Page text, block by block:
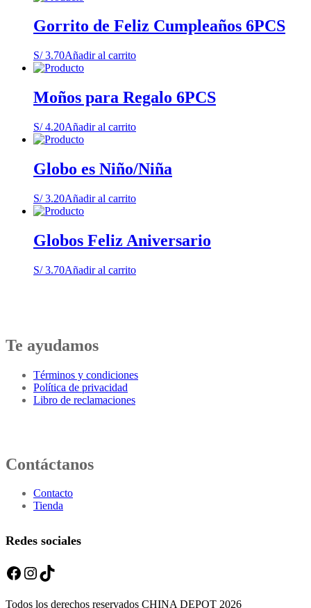
Gorrito de Feliz Cumpleaños 6PCS
S/3.70Añadir al carrito
Moños para Regalo 6PCS
S/4.20Añadir al carrito
Globo es Niño/Niña
S/3.20Añadir al carrito
Globos Feliz Aniversario
S/3.70Añadir al carrito
Te ayudamos
Términos y condiciones
Política de privacidad
Libro de reclamaciones
Contáctanos
Contacto
Tienda
Redes sociales
Facebook Instagram TikTok
Todos los derechos reservados CHINA DEPOT 2026